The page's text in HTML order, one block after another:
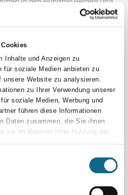
Cookies
Inhalte und Anzeigen zu
für soziale Medien anbieten zu
unsere Website zu analysieren.
zu Ihrer Verwendung unserer
soziale Medien, Werbung und
führen diese Informationen
Daten zusammen, die Sie ihnen
sie im Rahmen Ihrer Nutzung der
medizinische
Surses verantwortlich.
SA - Gesundheitszentrum
(m/w/d)
Teil des weltweit führenden Stahl-
mit über 100 Jahren Erfahrung,
und mehr als 4.000
Produktportfolio und...
GmbH